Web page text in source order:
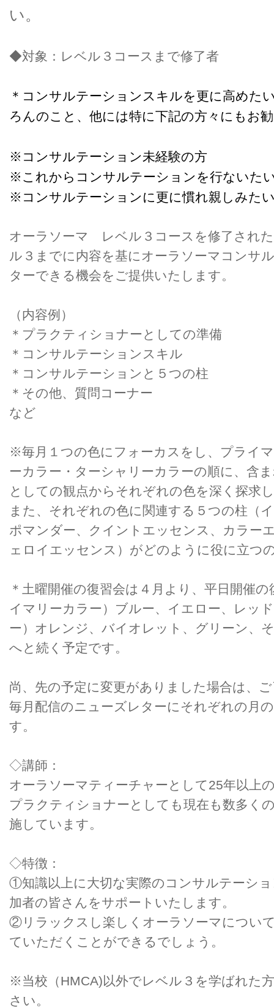
い。
◆対象：レベル３コースまで修了者
＊コンサルテーションスキルを更に高めた
ろんのこと、他には特に下記の方々にもお
※コンサルテーション未経験の方
※これからコンサルテーションを行ないた
※コンサルテーションに更に慣れ親しみた
オーラソーマ レベル３コースを修了され
ル３までに内容を基にオーラソーマコンサ
ターできる機会をご提供いたします。
（内容例）
＊プラクティショナーとしての準備
＊コンサルテーションスキル
＊コンサルテーションと５つの柱
＊その他、質問コーナー
など
※毎月１つの色にフォーカスをし、プライ
ーカラー・ターシャリーカラーの順に、含
としての観点からそれぞれの色を深く探求
また、それぞれの色に関連する５つの柱（
ポマンダー、クイントエッセンス、カラー
ェロイエッセンス）がどのように役に立つ
＊土曜開催の復習会は４月より、平日開催
イマリーカラー）ブルー、イエロー、レッ
ー）オレンジ、バイオレット、グリーン、
へと続く予定です。
尚、先の予定に変更がありました場合は、
毎月配信のニューズレターにそれぞれの月
す。
◇講師：
オーラソーマティーチャーとして25年以上
プラクティショナーとしても現在も数多く
施しています。
◇特徴：
①知識以上に大切な実際のコンサルテーシ
加者の皆さんをサポートいたします。
②リラックスし楽しくオーラソーマについ
ていただくことができるでしょう。
※当校（HMCA)以外でレベル３を学ばれた
さい。